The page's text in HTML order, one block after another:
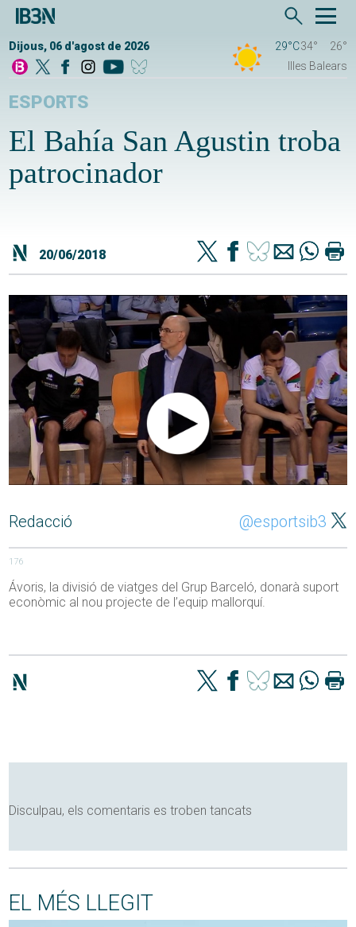
Dijous, 06 d'agost de 2026 29°C34°
26°
Illes Balears
ESPORTS
El Bahía San Agustin troba
patrocinador
20/06/2018
Redacció @esportsib3
176
Ávoris, la divisió de viatges del Grup Barceló, donarà suport
econòmic al nou projecte de l’equip mallorquí.
Disculpau, els comentaris es troben tancats
EL MÉS LLEGIT